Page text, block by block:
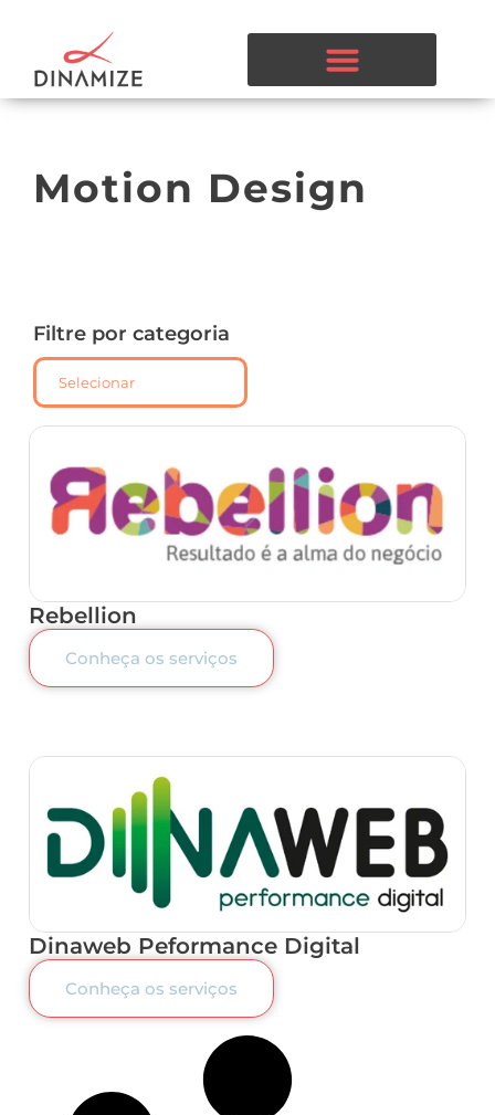
Motion Design
Filtre por categoria
Selecionar
Rebellion
Conheça os serviços
Dinaweb Peformance Digital
Conheça os serviços